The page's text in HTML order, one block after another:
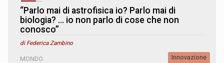
“Parlo mai di astrofisica io? Parlo mai di
biologia? … io non parlo di cose che non
conosco”
di Federica Zambino
MONDO Innovazione